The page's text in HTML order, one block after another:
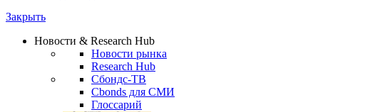
Закрыть
Новости & Research Hub
Новости рынка
Research Hub
Сбондс-ТВ
Cbonds для СМИ
Глоссарий